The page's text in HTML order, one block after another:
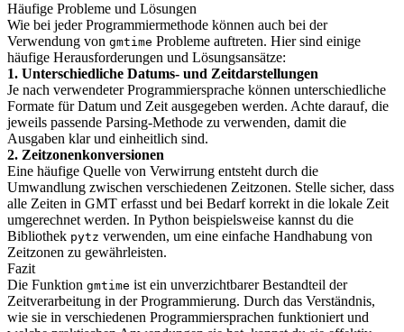
Häufige Probleme und Lösungen
Wie bei jeder Programmiermethode können auch bei der
Verwendung von gmtime Probleme auftreten. Hier sind einige
häufige Herausforderungen und Lösungsansätze:
1. Unterschiedliche Datums- und Zeitdarstellungen
Je nach verwendeter Programmiersprache können unterschiedliche
Formate für Datum und Zeit ausgegeben werden. Achte darauf, die
jeweils passende Parsing-Methode zu verwenden, damit die
Ausgaben klar und einheitlich sind.
2. Zeitzonenkonversionen
Eine häufige Quelle von Verwirrung entsteht durch die
Umwandlung zwischen verschiedenen Zeitzonen. Stelle sicher, dass
alle Zeiten in GMT erfasst und bei Bedarf korrekt in die lokale Zeit
umgerechnet werden. In Python beispielsweise kannst du die
Bibliothek pytz verwenden, um eine einfache Handhabung von
Zeitzonen zu gewährleisten.
Fazit
Die Funktion gmtime ist ein unverzichtbarer Bestandteil der
Zeitverarbeitung in der Programmierung. Durch das Verständnis,
wie sie in verschiedenen Programmiersprachen funktioniert und